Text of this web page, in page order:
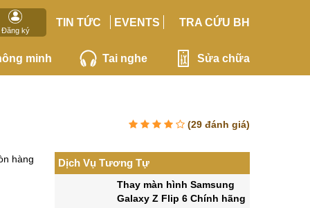
Đăng ký
TIN TỨC EVENTS TRA CỨU BH
minh Tai nghe Sửa chữa
(29 đánh giá)
hàng Dịch Vụ Tương Tự
Thay màn hình Samsung
Galaxy Z Flip 6 Chính hãng